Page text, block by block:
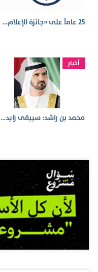
25 عاماً على «جائزة الإعلام…
أخبار
محمد بن راشد: سيبقى زايد…